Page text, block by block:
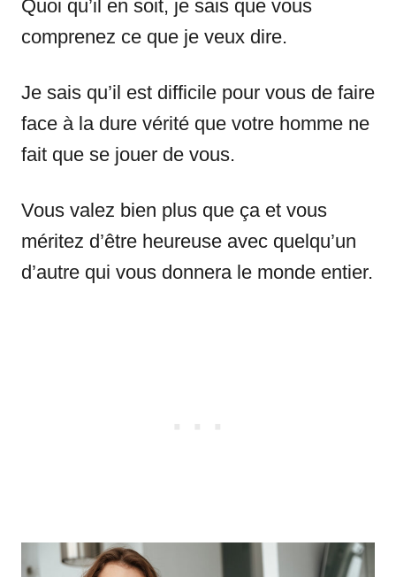
Quoi qu’il en soit, je sais que vous
comprenez ce que je veux dire.
Je sais qu’il est difficile pour vous de faire
face à la dure vérité que votre homme ne
fait que se jouer de vous.
Vous valez bien plus que ça et vous
méritez d’être heureuse avec quelqu’un
d’autre qui vous donnera le monde entier.